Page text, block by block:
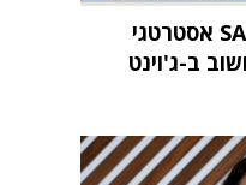
וואן הובילה פרויקט SAP אסטרטגי
ב-ג'וינט